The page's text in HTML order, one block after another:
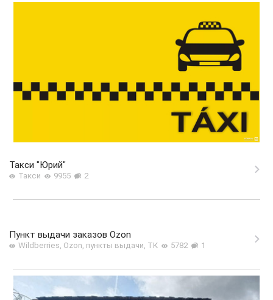
Такси "Юрий"
Такси 9955 2
Пункт выдачи заказов Ozon
Wildberries, Ozon, пункты выдачи, ТК 5782 1